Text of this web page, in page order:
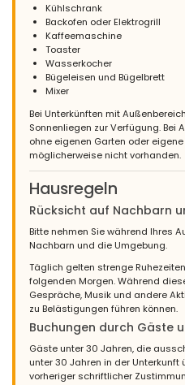
Kühlschrank
Backofen oder Elektrogrill
Kaffeemaschine
Toaster
Wasserkocher
Bügeleisen und Bügelbrett
Mixer
Bei Unterkünften mit
Sonnenliegen zur Verfügung. Bei
ohne eigenen Garten oder
möglicherweise nicht vorhanden.
Hausregeln
Rücksicht auf Nachbarn
Bitte nehmen Sie während Ihres
Nachbarn und die Umgebung.
Täglich gelten strenge
folgenden Morgen. Während
Gespräche, Musik und andere
zu Belästigungen führen können.
Buchungen durch Gäste
Gäste unter 30 Jahren, die
unter 30 Jahren in der Unterkunft
vorheriger schriftlicher